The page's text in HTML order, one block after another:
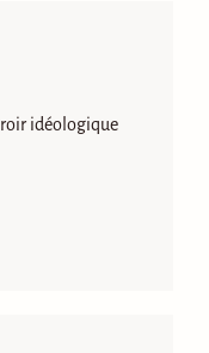
idéologique